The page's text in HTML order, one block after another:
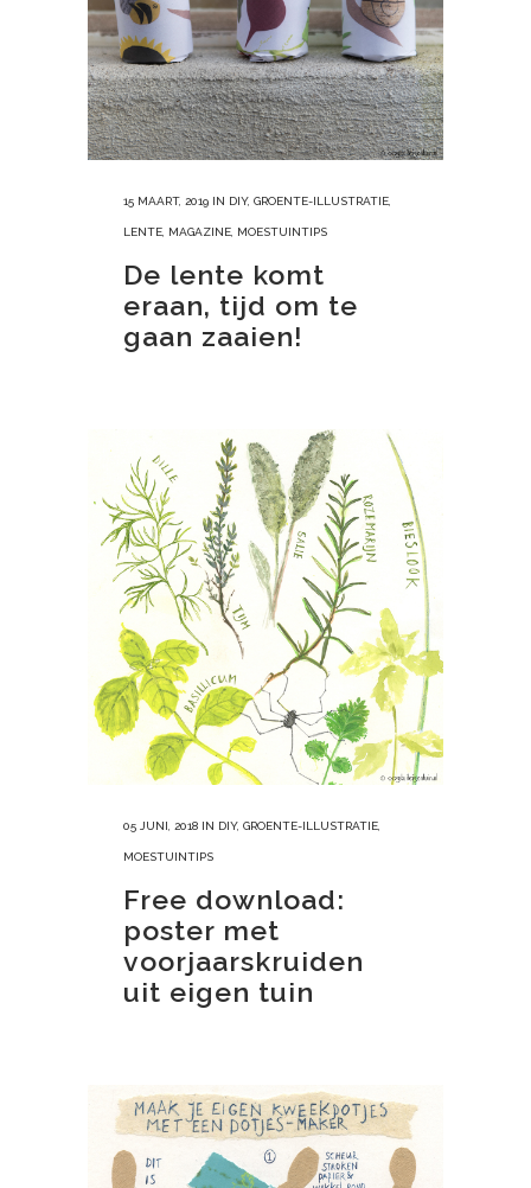
15 MAART, 2019 IN DIY, GROENTE-ILLUSTRATIE
LENTE MAGAZINE MOESTUINTIPS
De lente komt
eraan, tijd om te
gaan zaaien!
05 JUNI, 2018 IN DIY, GROENTE-ILLUSTRATIE
MOESTUINTIPS
Free download:
poster met
voorjaarskruiden
uit eigen tuin